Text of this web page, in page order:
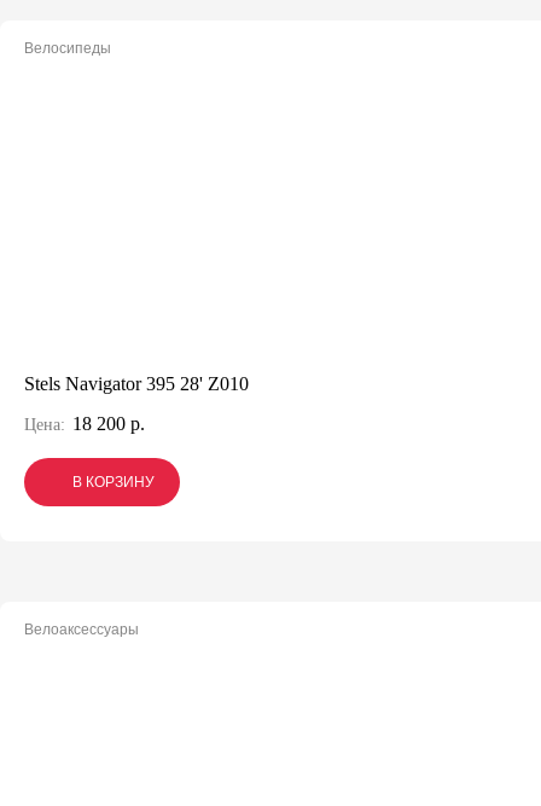
Велосипеды
Stels Navigator 395 28' Z010
Цена: 18 200 р.
В КОРЗИНУ
В КОРЗИНУ
В КОРЗИНУ
Велоаксессуары